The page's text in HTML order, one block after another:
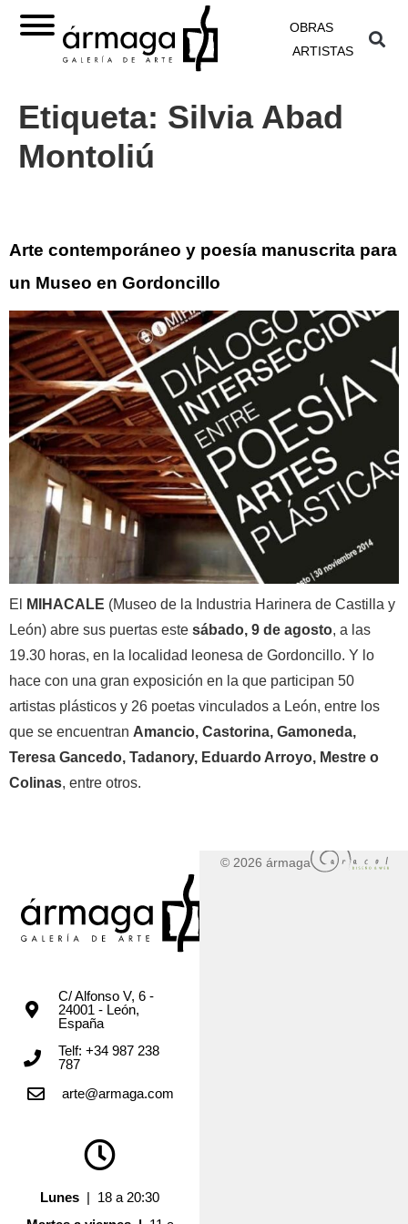
OBRAS
ARTISTAS
Etiqueta: Silvia Abad
Montoliú
Arte contemporáneo y poesía manuscrita para
un Museo en Gordoncillo
El MIHACALE (Museo de la Industria Harinera de Castilla y
León) abre sus puertas este sábado, 9 de agosto, a las
19.30 horas, en la localidad leonesa de Gordoncillo. Y lo
hace con una gran exposición en la que participan 50
artistas plásticos y 26 poetas vinculados a León, entre los
que se encuentran Amancio, Castorina, Gamoneda,
Teresa Gancedo, Tadanory, Eduardo Arroyo, Mestre o
Colinas, entre otros.
C/ Alfonso V, 6 -
24001 - León,
España
Telf: +34 987 238
787
arte@armaga.com
Lunes | 18 a 20:30
© 2026 ármaga